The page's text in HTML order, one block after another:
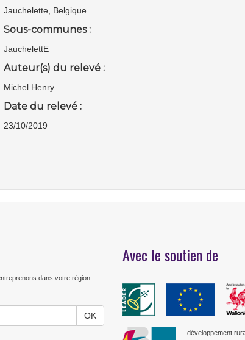
Jauchelette, Belgique
Sous-communes :
JauchelettE
Auteur(s) du relevé :
Michel Henry
Date du relevé :
23/10/2019
dans votre région...
Avec le soutien de
développement